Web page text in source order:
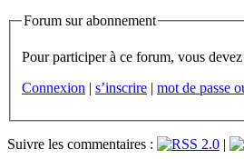
Forum sur abonnement
Connexion | s’inscrire | mot de passe
Suivre les commentaires :
|